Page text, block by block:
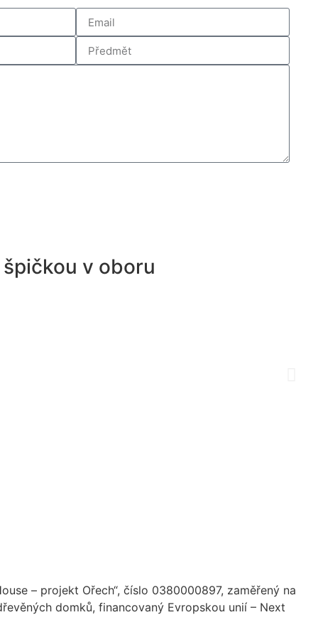
v oboru
– projekt Ořech“, číslo 0380000897, zaměřený na
domků, financovaný Evropskou unií – Next